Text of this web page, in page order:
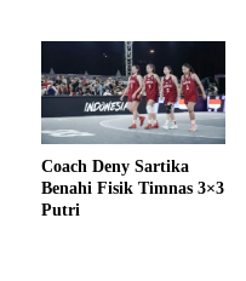
Coach Deny Sartika
Benahi Fisik Timnas 3×3
Putri